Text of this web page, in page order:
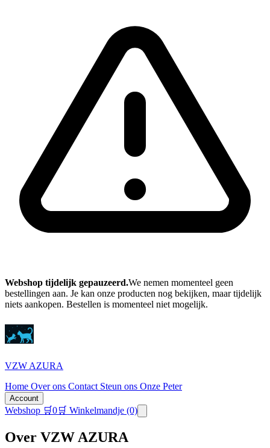
Webshop tijdelijk gepauzeerd.We nemen momenteel geen
bestellingen aan. Je kan onze producten nog bekijken, maar tijdelijk
niets aankopen. Bestellen is momenteel niet mogelijk.
VZW AZURA
Home Over ons Contact Steun ons Onze Peter
Account
Webshop 🛒0🛒 Winkelmandje (0)
Over VZW AZURA